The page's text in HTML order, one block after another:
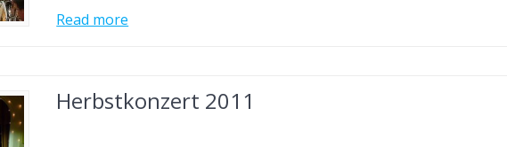
Read more
Herbstkonzert 2011